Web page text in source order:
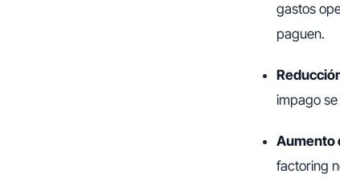
gastos
paguen.
impago
Aumento
factoring